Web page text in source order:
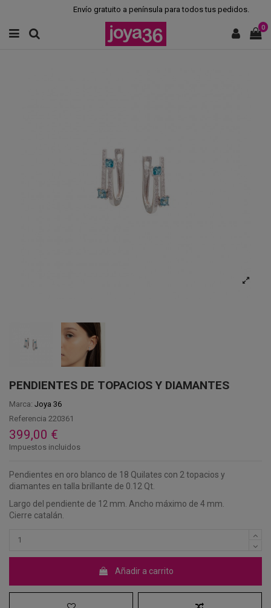
Envío gratuito a península para todos tus pedidos.
0
PENDIENTES DE TOPACIOS Y DIAMANTES
Marca: Joya 36
Referencia 220361
399,00 €
Impuestos incluidos
Pendientes en oro blanco de 18 Quilates con 2 topacios y
diamantes en talla brillante de 0.12 Qt.
Largo del pendiente de 12 mm. Ancho máximo de 4 mm.
Cierre catalán.
Añadir a carrito